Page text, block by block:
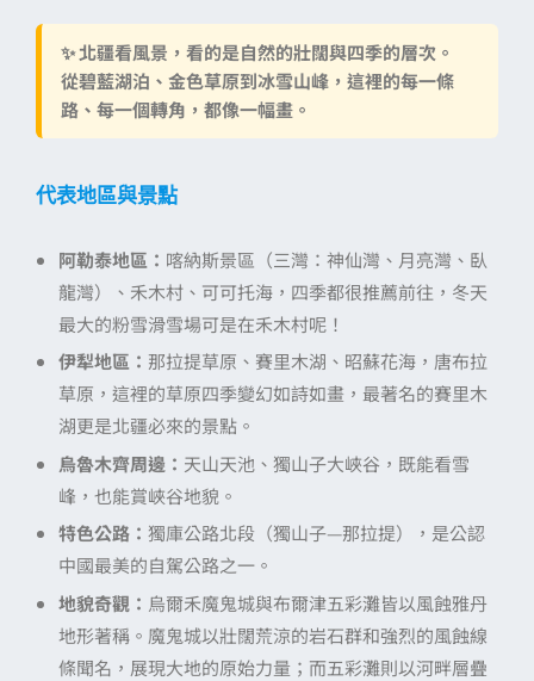
✨北疆看風景，看的是自然的壯闊與四季的層次。
從碧藍湖泊、金色草原到冰雪山峰，這裡的每一條
路、每一個轉角，都像一幅畫。
代表地區與景點
阿勒泰地區： 喀納斯景區（三灣：神仙灣、月亮灣、臥
龍灣）、禾木村、可可托海，四季都很推薦前往，冬天
最大的粉雪滑雪場可是在禾木村呢！
伊犁地區： 那拉提草原、賽里木湖、昭蘇花海，唐布拉
草原，這裡的草原四季變幻如詩如畫，最著名的賽里木
湖更是北疆必來的景點。
烏魯木齊周邊： 天山天池、獨山子大峽谷，既能看雪
峰，也能賞峽谷地貌。
特色公路： 獨庫公路北段（獨山子—那拉提），是公認
中國最美的自駕公路之一。
地貌奇觀： 烏爾禾魔鬼城與布爾津五彩灘皆以風蝕雅丹
地形著稱。魔鬼城以壯闊荒涼的岩石群和強烈的風蝕線
條聞名，展現大地的原始力量；而五彩灘則以河畔層疊